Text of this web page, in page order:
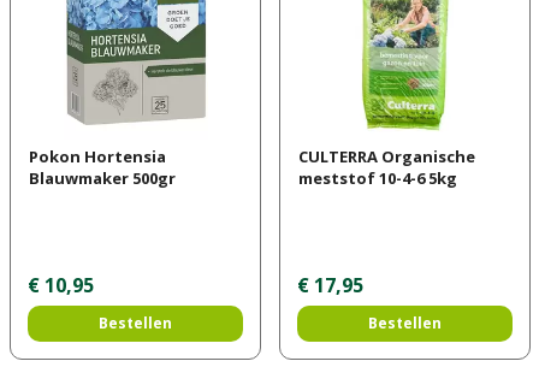
Pokon Hortensia
Blauwmaker 500gr
€ 10,95
Bestellen
CULTERRA Organische
meststof 10-4-6 5kg
€ 17,95
Bestellen